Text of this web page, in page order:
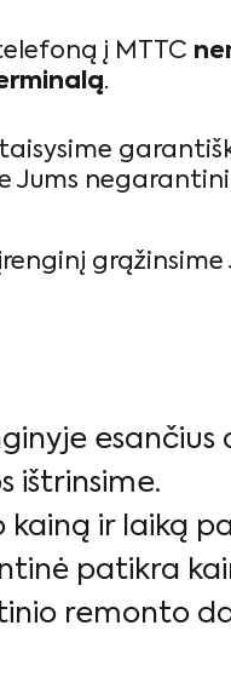
į MTTC
.
Jums
grąžinsime
ištrinsime.
kainą ir laiką
patikra
remonto